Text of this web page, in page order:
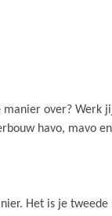
over? Werk
havo, mavo
Het is je